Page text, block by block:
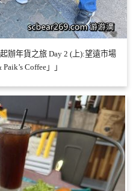
辦年貨之旅 Day 2 (上):望遠市場
Coffee」」